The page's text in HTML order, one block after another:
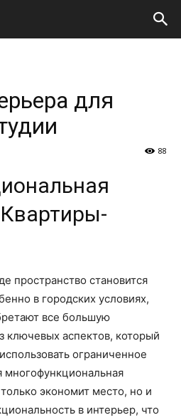
для
88
пространство становится
в городских условиях,
все большую
ключевых аспектов, который
ограниченное
многофункциональная
экономит место, но и
в интерьер, что